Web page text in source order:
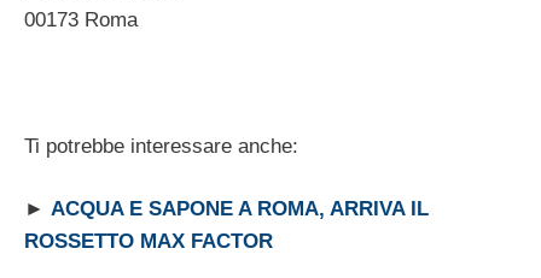
00173 Roma
Ti potrebbe interessare anche:
► ACQUA E SAPONE A ROMA, ARRIVA IL
ROSSETTO MAX FACTOR